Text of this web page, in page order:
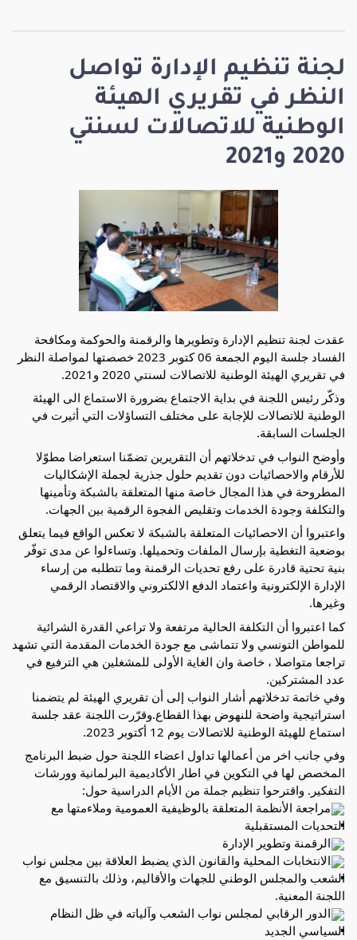
لجنة تنظيم الإدارة تواصل
النظر في تقريري الهيئة
الوطنية للاتصالات لسنتي
2020 و2021
عقدت لجنة تنظيم الإدارة وتطويرها والرقمنة والحوكمة ومكافحة
الفساد جلسة اليوم الجمعة 06 كتوبر 2023 خصصتها لمواصلة النظر
في تقريري الهيئة الوطنية للاتصالات لسنتي 2020 و2021.
وذكّر رئيس اللجنة في بداية الاجتماع بضرورة الاستماع الى الهيئة
الوطنية للاتصالات للإجابة على مختلف التساؤلات التي أثيرت في
الجلسات السابقة.
وأوضح النواب في تدخلاتهم أن التقريرين تضمّنا استعراضا مطوّلا
للأرقام والاحصائيات دون تقديم حلول جذرية لجملة الإشكاليات
المطروحة في هذا المجال خاصة منها المتعلقة بالشبكة وتأمينها
والتكلفة وجودة الخدمات وتقليص الفجوة الرقمية بين الجهات.
واعتبروا أن الاحصائيات المتعلقة بالشبكة لا تعكس الواقع فيما يتعلق
بوضعية التغطية بإرسال الملفات وتحميلها. وتساءلوا عن مدى توفّر
بنية تحتية قادرة على رفع تحديات الرقمنة وما تتطلبه من إرساء
الإدارة الإلكترونية واعتماد الدفع الالكتروني والاقتصاد الرقمي
وغيرها.
كما اعتبروا أن التكلفة الحالية مرتفعة ولا تراعي القدرة الشرائية
للمواطن التونسي ولا تتماشى مع جودة الخدمات المقدمة التي تشهد
تراجعا متواصلا ، خاصة وان الغاية الأولى للمشغلين هي الترفيع في
عدد المشتركين.
وفي خاتمة تدخلاتهم أشار النواب إلى أن تقريري الهيئة لم يتضمنا
استراتيجية واضحة للنهوض بهذا القطاع.وقرّرت اللجنة عقد جلسة
استماع للهيئة الوطنية للاتصالات يوم 12 أكتوبر 2023.
وفي جانب اخر من أعمالها تداول اعضاء اللجنة حول ضبط البرنامج
المخصص لها في التكوين في اطار الأكاديمية البرلمانية وورشات
التفكير. واقترحوا تنظيم جملة من الأيام الدراسية حول:
مراجعة الأنظمة المتعلقة بالوظيفية العمومية وملاءمتها مع
التحديات المستقبلية
الرقمنة وتطوير الإدارة
الانتخابات المحلية والقانون الذي يضبط العلاقة بين مجلس نواب
الشعب والمجلس الوطني للجهات والأقاليم، وذلك بالتنسيق مع
اللجنة المعنية.
الدور الرقابي لمجلس نواب الشعب وآلياته في ظل النظام
السياسي الجديد